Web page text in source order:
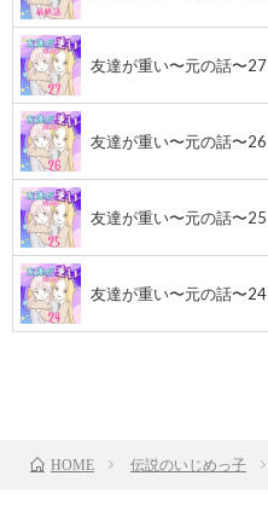
友達が重い〜元の話〜27
友達が重い〜元の話〜26
友達が重い〜元の話〜25
友達が重い〜元の話〜24
HOME 伝説のいじめっ子